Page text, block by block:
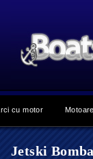
cu motor
Jetski